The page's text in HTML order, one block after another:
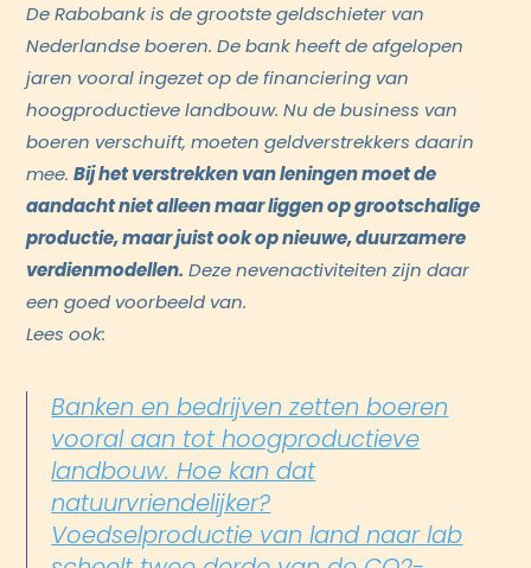
De Rabobank is de grootste geldschieter van
Nederlandse boeren. De bank heeft de afgelopen
jaren vooral ingezet op de financiering van
hoogproductieve landbouw. Nu de business van
boeren verschuift, moeten geldverstrekkers daarin
mee.Bij het verstrekken van leningen moet de
aandacht niet alleen maar liggen op grootschalige
productie, maar juist ook op nieuwe, duurzamere
verdienmodellen. Deze nevenactiviteiten zijn daar
een goed voorbeeld van.
Lees ook:
Banken en bedrijven zetten boeren
vooral aan tot hoogproductieve
landbouw. Hoe kan dat
natuurvriendelijker?
Voedselproductie van land naar lab